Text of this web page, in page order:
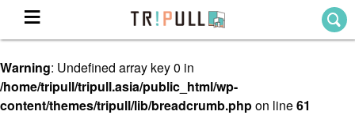
ホーム
Warning: Undefined array key 0 in
/home/tripull/tripull.asia/public_html/wp-
content/themes/tripull/lib/breadcrumb.phpon line61